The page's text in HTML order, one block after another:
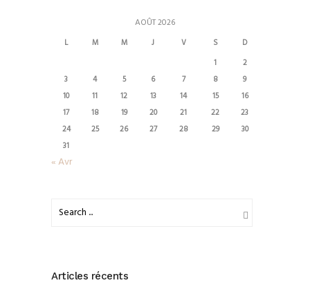
AOÛT 2026
L M M J V S
D
1
2
3
4 5 6 7 8
9
10
11 12 13 14 15
16
17
18 19 20 21 22
23
24
25 26 27 28 29
30
31
« Avr
Articles récents